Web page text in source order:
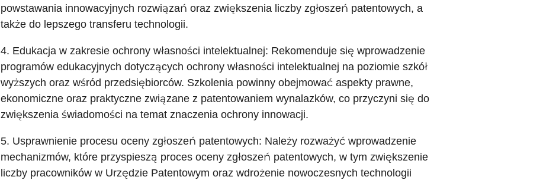
powstawania innowacyjnych rozwiązań oraz zwiększenia liczby zgłoszeń patentowych, a
także do lepszego transferu technologii.
4. Edukacja w zakresie ochrony własności intelektualnej: Rekomenduje się wprowadzenie
programów edukacyjnych dotyczących ochrony własności intelektualnej na poziomie szkół
wyższych oraz wśród przedsiębiorców. Szkolenia powinny obejmować aspekty prawne,
ekonomiczne oraz praktyczne związane z patentowaniem wynalazków, co przyczyni się do
zwiększenia świadomości na temat znaczenia ochrony innowacji.
5. Usprawnienie procesu oceny zgłoszeń patentowych: Należy rozważyć wprowadzenie
mechanizmów, które przyspieszą proces oceny zgłoszeń patentowych, w tym zwiększenie
liczby pracowników w Urzędzie Patentowym oraz wdrożenie nowoczesnych technologii